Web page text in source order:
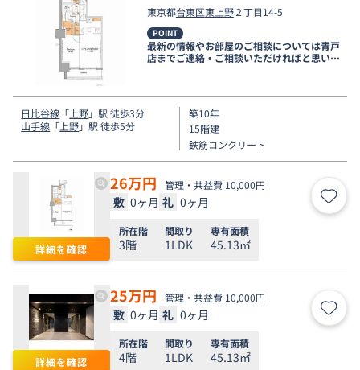
東京都台東区東上野２丁目14-5
POINT
最新の情報やお部屋のご相談については青戸
店までご連絡・ご相談いただければと思いま
日比谷線 「 上野」駅 徒歩3分
山手線 「 上野」駅 徒歩5分
築10年
15階建
鉄筋コンクリート
詳細を確認
26万円 管理・共益費 10,000円
敷 0ヶ月 礼 0ヶ月 お気
所在階
3階
間取り
1LDK
専有面積
45.13㎡
詳細を確認
25万円 管理・共益費 10,000円
敷 0ヶ月 礼 0ヶ月 お気
所在階
4階
間取り
1LDK
専有面積
45.13㎡